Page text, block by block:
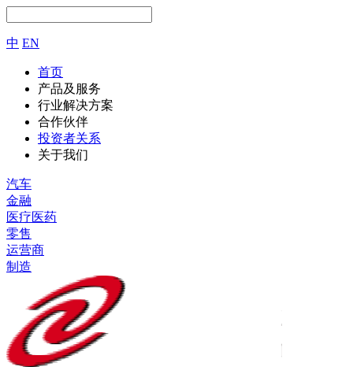
中 EN
首页
产品及服务
行业解决方案
合作伙伴
投资者关系
关于我们
汽车
金融
医疗医药
零售
运营商
制造